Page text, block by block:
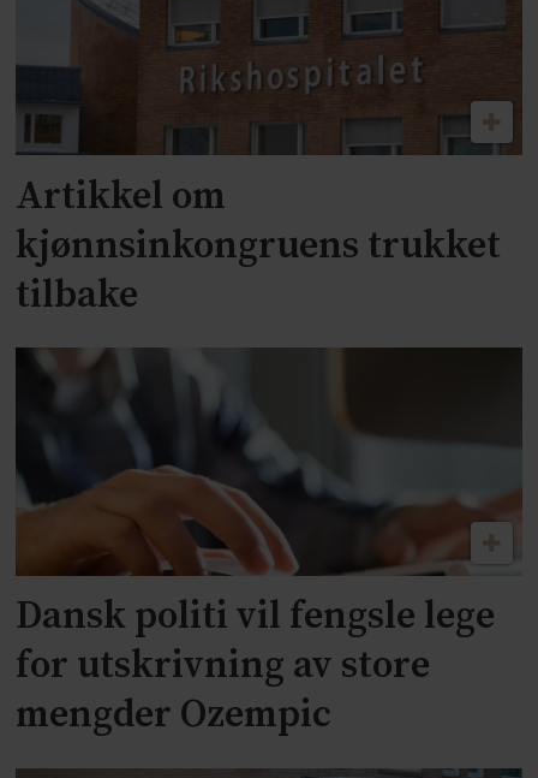
Artikkel om
kjønnsinkongruens trukket
tilbake
Dansk politi vil fengsle lege
for utskrivning av store
mengder Ozempic